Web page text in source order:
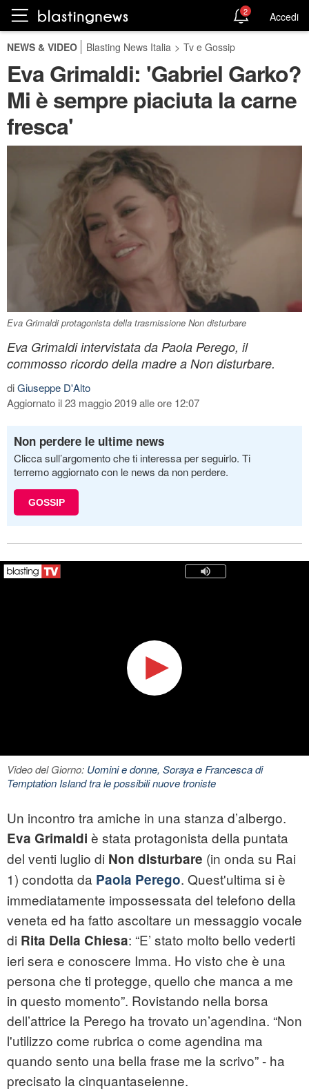
2 Accedi
NEWS & VIDEO Blasting News Italia > Tv e Gossip
Eva Grimaldi: 'Gabriel Garko?
Mi è sempre piaciuta la carne
fresca'
Eva Grimaldi protagonista della trasmissione Non disturbare
Eva Grimaldi intervistata da Paola Perego, il
commosso ricordo della madre a Non disturbare.
diGiuseppe D'Alto
Aggiornato il 23 maggio 2019 alle ore 12:07
Non perdere le ultime news
Clicca sull’argomento che ti interessa per seguirlo. Ti
terremo aggiornato con le news da non perdere.
GOSSIP
Video del Giorno: Uomini e donne, Soraya e Francesca di
Temptation Island tra le possibili nuove troniste
Un incontro tra amiche in una stanza d’albergo.
Eva Grimaldi è stata protagonista della puntata
del venti luglio di Non disturbare (in onda su Rai
1) condotta da Paola Perego. Quest'ultima si è
immediatamente impossessata del telefono della
veneta ed ha fatto ascoltare un messaggio vocale
di Rita Della Chiesa: “E’ stato molto bello vederti
ieri sera e conoscere Imma. Ho visto che è una
persona che ti protegge, quello che manca a me
in questo momento”. Rovistando nella borsa
dell’attrice la Perego ha trovato un’agendina. “Non
l'utilizzo come rubrica o come agendina ma
quando sento una bella frase me la scrivo” - ha
precisato la cinquantaseienne.